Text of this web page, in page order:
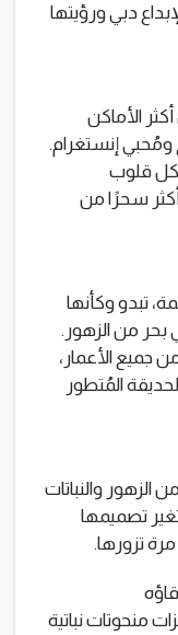
دبي ورؤيتها
الأماكن
ومُحبي إنستغرام.
قلوب
سحرًا من
تبدو وكأنها
من الزهور.
جميع الأعمار،
المُتطور
الزهور والنباتات
تصميمها
تزورها.
منحوتات نباتية